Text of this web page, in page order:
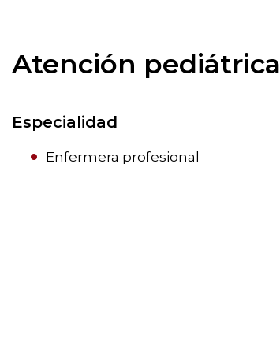
Atención pediátrica
Especialidad
Enfermera profesional